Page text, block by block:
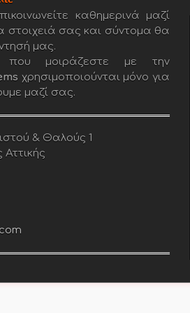
καθημερινά μαζί
στοιχειά σας και σύντομα θα
μας.
που μοιράζεστε με την
χρησιμοποιούνται μόνο για
μαζί σας.
& Θαλούς 1